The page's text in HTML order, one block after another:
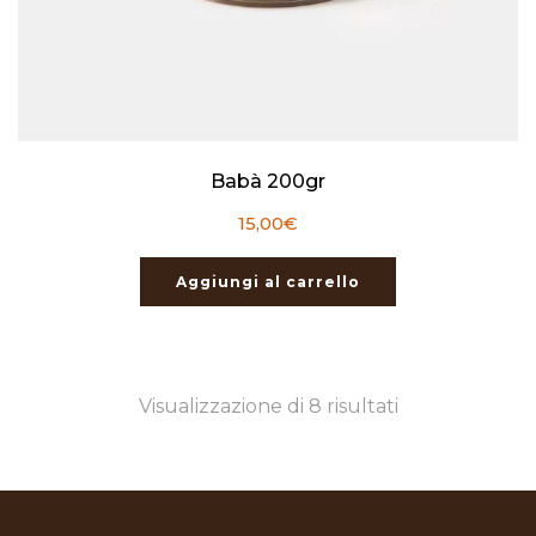
Babà 200gr
15,00€
Aggiungi al carrello
Visualizzazione di 8 risultatiOrdina